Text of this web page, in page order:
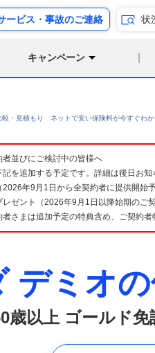
ービス・事故のご連絡 状
キャンペーン
較・見積もり ネットで安い保険料が今すぐわか
並びにご検討中の皆様へ
を追加する予定です。詳細は後日お知
年9月1日から全契約者に提供開始予
ゼント（2026年9月1日以降始期のご
さまは追加予定の特典含め、ご契約者
デミオ
歳以上 ゴールド免